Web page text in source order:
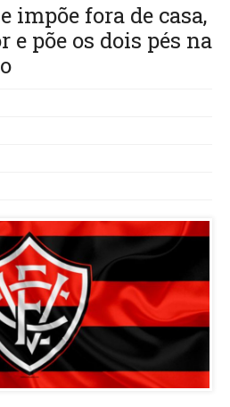
impõe fora de casa,
e põe os dois pés na